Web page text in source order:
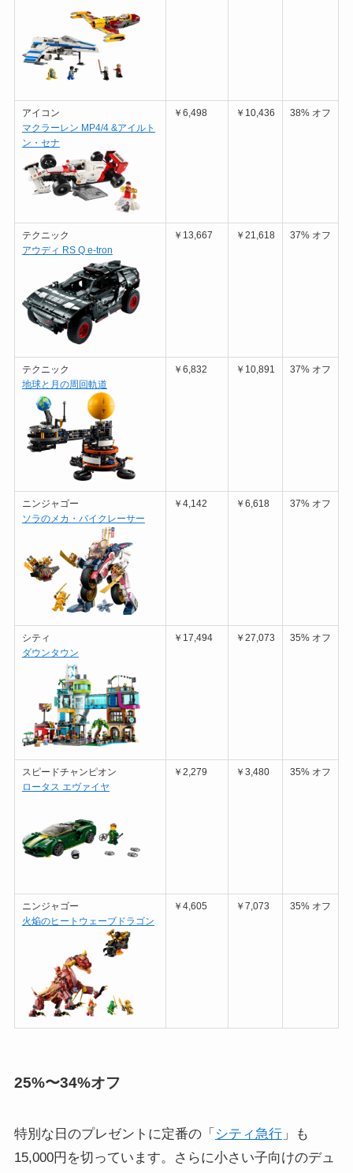
アイコン
マクラーレン MP4/4 &アイルト
ン・セナ
￥6,498 ￥10,436 38% オフ
テクニック
アウディ RS Q e-tron
￥13,667 ￥21,618 37% オフ
テクニック
地球と月の周回軌道
￥6,832 ￥10,891 37% オフ
ニンジャゴー
ソラのメカ・バイクレーサー
￥4,142 ￥6,618 37% オフ
シティ
ダウンタウン
￥17,494 ￥27,073 35% オフ
スピードチャンピオン
ロータス エヴァイヤ
￥2,279 ￥3,480 35% オフ
ニンジャゴー
火焔のヒートウェーブドラゴン
￥4,605 ￥7,073 35% オフ
25%〜34%オフ
特別な日のプレゼントに定番の「 シティ急行」も
15,000円を切っています。さらに小さい子向けのデュ